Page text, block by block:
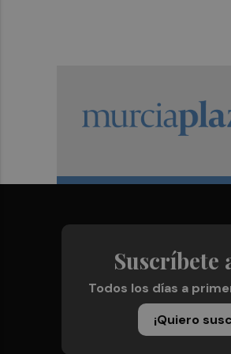
Suscríbete
Todos los días a
¡Quiero